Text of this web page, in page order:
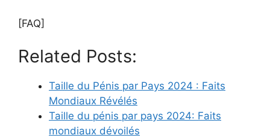
[FAQ]
Related Posts:
Taille du Pénis par Pays 2024 : Faits
Mondiaux Révélés
Taille du pénis par pays 2024: Faits
mondiaux dévoilés